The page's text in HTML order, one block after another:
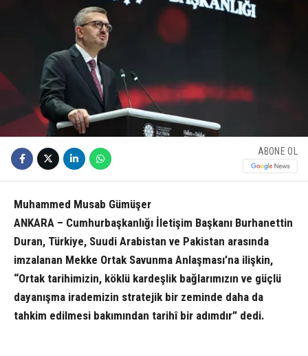
ABONE OL
Muhammed Musab Gümüşer
ANKARA – Cumhurbaşkanlığı İletişim Başkanı Burhanettin
Duran, Türkiye, Suudi Arabistan ve Pakistan arasında
imzalanan Mekke Ortak Savunma Anlaşması’na ilişkin,
“Ortak tarihimizin, köklü kardeşlik bağlarımızın ve güçlü
dayanışma irademizin stratejik bir zeminde daha da
tahkim edilmesi bakımından tarihî bir adımdır” dedi.